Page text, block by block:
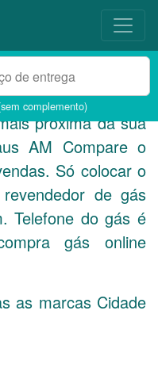
complemento)
próxima da sua
AM Compare o
Só colocar o
de gás
Telefone do gás é
gás online
as marcas Cidade